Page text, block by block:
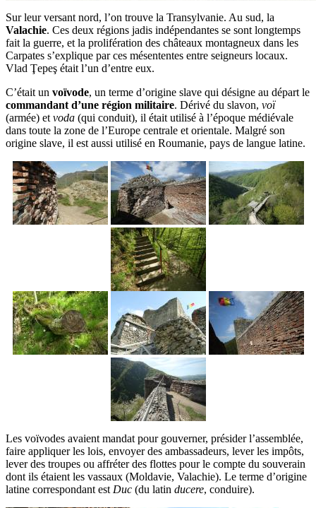
Sur leur versant nord, l’on trouve la Transylvanie. Au sud, la
Valachie. Ces deux régions jadis indépendantes se sont longtemps
fait la guerre, et la prolifération des châteaux montagneux dans les
Carpates s’explique par ces mésententes entre seigneurs locaux.
Vlad Ţepeş était l’un d’entre eux.
C’était un voïvode, un terme d’origine slave qui désigne au départ le
commandant d’une région militaire. Dérivé du slavon, voï
(armée) et voda (qui conduit), il était utilisé à l’époque médiévale
dans toute la zone de l’Europe centrale et orientale. Malgré son
origine slave, il est aussi utilisé en Roumanie, pays de langue latine.
Les voïvodes avaient mandat pour gouverner, présider l’assemblée,
faire appliquer les lois, envoyer des ambassadeurs, lever les impôts,
lever des troupes ou affréter des flottes pour le compte du souverain
dont ils étaient les vassaux (Moldavie, Valachie). Le terme d’origine
latine correspondant est Duc (du latin ducere, conduire).